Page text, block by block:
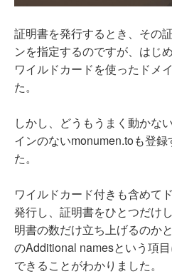
証明書を発行するとき、その
ンを指定するのですが、はじ
ワイルドカードを使ったドメ
た。
しかし、どうもうまく動かな
インのないmonumen.toも登
た。
ワイルドカード付きも含めて
発行し、証明書をひとつだけ
明書の数だけ立ち上げるのか
のAdditional namesという項
できることがわかりました。